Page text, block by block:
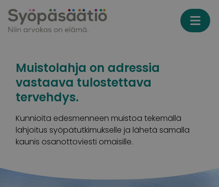
Muistolahja on adressia
vastaava tulostettava
tervehdys.
Kunnioita edesmenneen muistoa tekemällä
lahjoitus syöpätutkimukselle ja lähetä samalla
kaunis osanottoviesti omaisille.